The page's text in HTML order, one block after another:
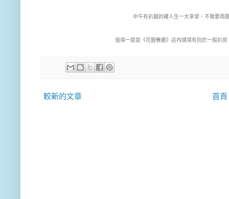
中午有扒鋸的確人生一大享受，不需要再
值得一提是《花園餐廳》店內環境有別於一般扒
較新的文章 首頁